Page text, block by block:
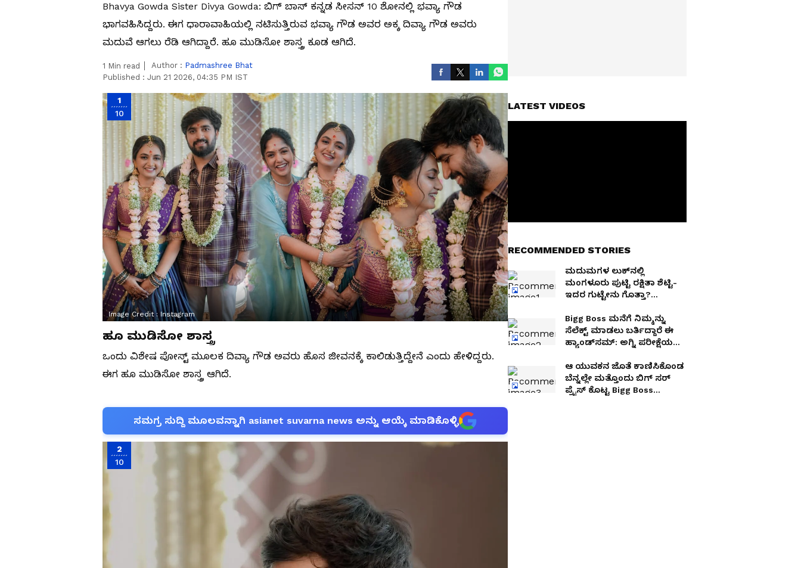
Bhavya Gowda Sister Divya Gowda: ಬಿಗ್‌ ಬಾಸ್‌ ಕನ್ನಡ ಸೀಸನ್‌ 10 ಶೋನಲ್ಲಿ ಭವ್ಯಾ ಗೌಡ
ಭಾಗವಹಿಸಿದ್ದರು. ಈಗ ಧಾರಾವಾಹಿಯಲ್ಲಿ ನಟಿಸುತ್ತಿರುವ ಭವ್ಯಾ ಗೌಡ ಅವರ ಅಕ್ಕ ದಿವ್ಯಾ ಗೌಡ ಅವರು
ಮದುವೆ ಆಗಲು ರೆಡಿ ಆಗಿದ್ದಾರೆ. ಹೂ ಮುಡಿಸೋ ಶಾಸ್ತ್ರ ಕೂಡ ಆಗಿದೆ.
1 Min read Author : Padmashree Bhat
Published : Jun 21 2026, 04:35 PM IST
1
10
Image Credit :Instagram
ಹೂ ಮುಡಿಸೋ ಶಾಸ್ತ್ರ
ಒಂದು ವಿಶೇಷ ಪೋಸ್ಟ್‌ ಮೂಲಕ ದಿವ್ಯಾ ಗೌಡ ಅವರು ಹೊಸ ಜೀವನಕ್ಕೆ ಕಾಲಿಡುತ್ತಿದ್ದೇನೆ ಎಂದು ಹೇಳಿದ್ದರು.
ಈಗ ಹೂ ಮುಡಿಸೋ ಶಾಸ್ತ್ರ ಆಗಿದೆ.
ಸಮಗ್ರ ಸುದ್ದಿ ಮೂಲವನ್ನಾಗಿ asianet suvarna news ಅನ್ನು ಆಯ್ಕೆ ಮಾಡಿಕೊಳ್ಳಿ
2
10
LATEST VIDEOS
RECOMMENDED STORIES
ಮದುಮಗಳ ಲುಕ್​ನಲ್ಲಿ
ಮಂಗಳೂರು ಪುಟ್ಟಿ ರಕ್ಷಿತಾ ಶೆಟ್ಟಿ-
ಇದರ ಗುಟ್ಟೇನು ಗೊತ್ತಾ?
Bigg Boss ಮನೆಗೆ ನಿಮ್ಮನ್ನು
ಸೆಲೆಕ್ಟ್​ ಮಾಡಲು ಬರ್ತಿದ್ದಾರೆ ಈ
ಹ್ಯಾಂಡ್​ಸಮ್​: ಅಗ್ನಿ ಪರೀಕ್ಷೆಯ
ಆ ಯುವಕನ ಜೊತೆ ಕಾಣಿಸಿಕೊಂಡ
ಬೆನ್ನಲ್ಲೇ ಮತ್ತೊಂದು ಬಿಗ್​ ಸರ್​
ಪ್ರೈಸ್​ ಕೊಟ್ಟ Bigg Boss